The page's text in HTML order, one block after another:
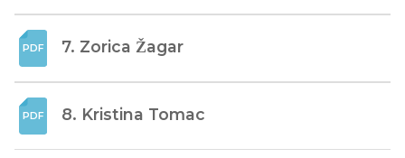
7. Zorica Žagar
8. Kristina Tomac